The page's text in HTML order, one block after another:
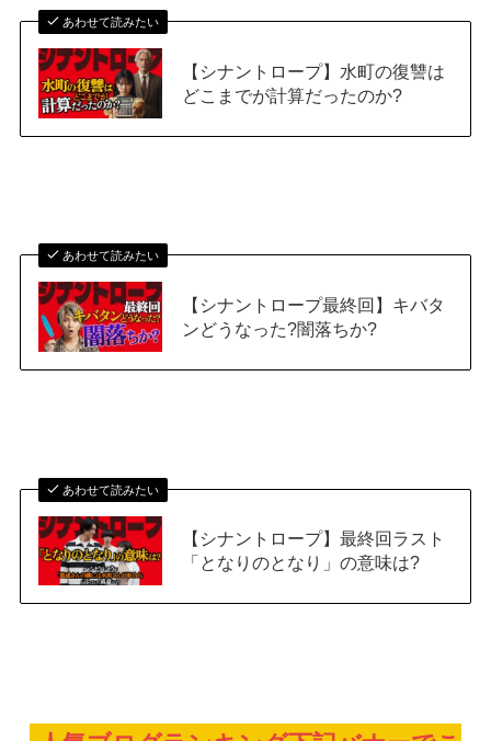
あわせて読みたい
【シナントロープ】水町の復讐は
どこまでが計算だったのか?
あわせて読みたい
【シナントロープ最終回】キバタ
ンどうなった?闇落ちか?
あわせて読みたい
【シナントロープ】最終回ラスト
「となりのとなり」の意味は?